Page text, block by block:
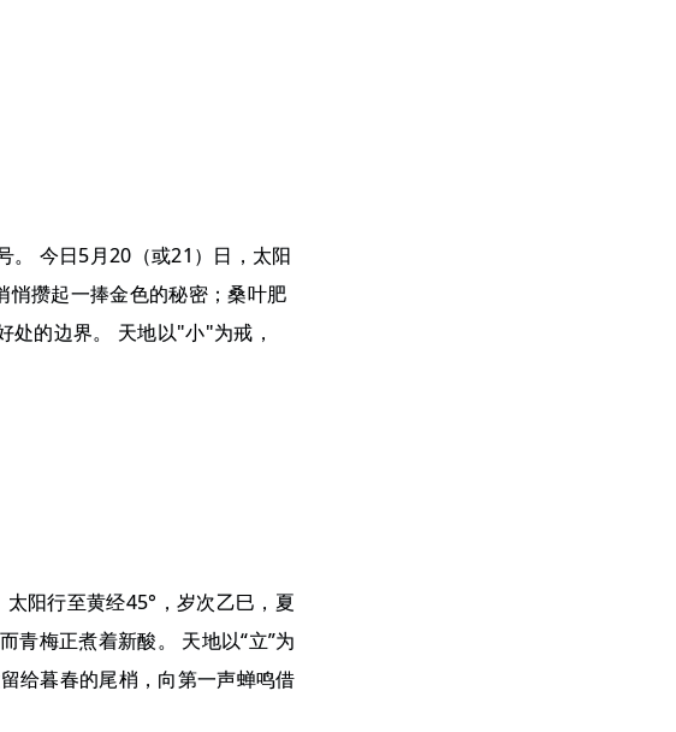
。 今日5月20（或21）日，太阳
攒起一捧金色的秘密；桑叶肥
处的边界。 天地以"小"为戒，
阳行至黄经45°，岁次乙巳，夏
青梅正煮着新酸。 天地以“立”为
给暮春的尾梢，向第一声蝉鸣借